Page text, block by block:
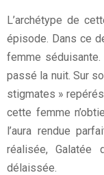
L’archétype de
épisode. Dans ce
femme
passé la nuit. Sur
stigmates »
cette femme
l’aura rendue
réalisée, Galatée
délaissée.